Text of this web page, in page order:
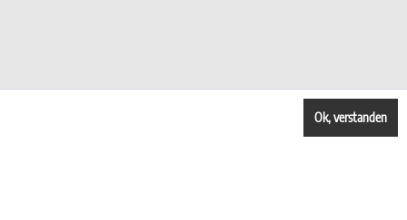
Ok, verstanden